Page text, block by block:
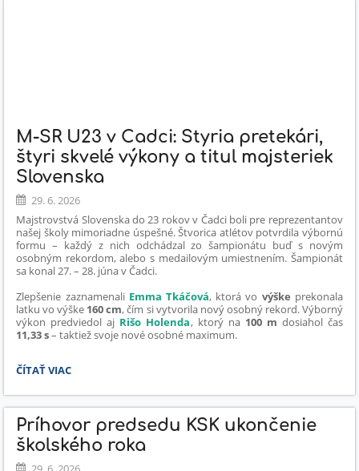
M-SR U23 v Čadci: Štyria pretekári,
štyri skvelé výkony a titul majsteriek
Slovenska
29. 6. 2026
Majstrovstvá Slovenska do 23 rokov v Čadci boli pre reprezentantov
našej školy mimoriadne úspešné. Štvorica atlétov potvrdila výbornú
formu – každý z nich odchádzal zo šampionátu buď s novým
osobným rekordom, alebo s medailovým umiestnením. Šampionát
sa konal 27. – 28. júna v Čadci.
Zlepšenie zaznamenali Emma Tkáčová, ktorá vo výške prekonala
latku vo výške 160 cm, čím si vytvorila nový osobný rekord. Výborný
výkon predviedol aj Rišo Holenda, ktorý na 100 m dosiahol čas
11,33 s– taktiež svoje nové osobné maximum.
M-
U23
V
ČADCI:
ŠTYRIA
PRETEKÁRI,
ČÍTAŤ VIAC
Príhovor predsedu KSK ukončenie
školského roka